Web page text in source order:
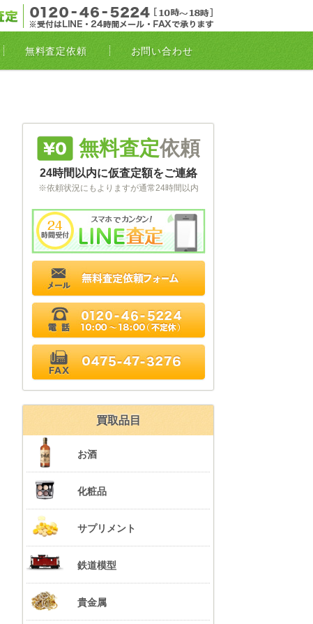
無料査定依頼 お問い合わせ
無料査定依頼
24時間以内に仮査定額をご連絡
※依頼状況にもよりますが通常24時間以内
買取品目
お酒
化粧品
サプリメント
鉄道模型
貴金属